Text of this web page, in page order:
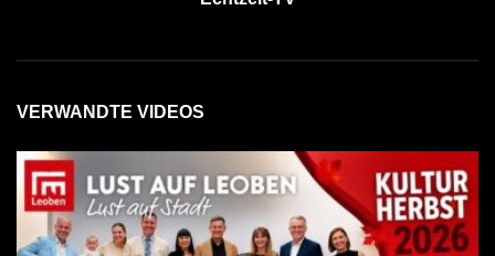
VERWANDTE VIDEOS